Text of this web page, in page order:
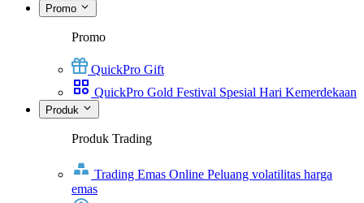
Promo
Promo
QuickPro Gift
QuickPro Gold Festival Spesial Hari Kemerdekaan
Produk
Produk Trading
Trading Emas Online Peluang volatilitas harga
emas